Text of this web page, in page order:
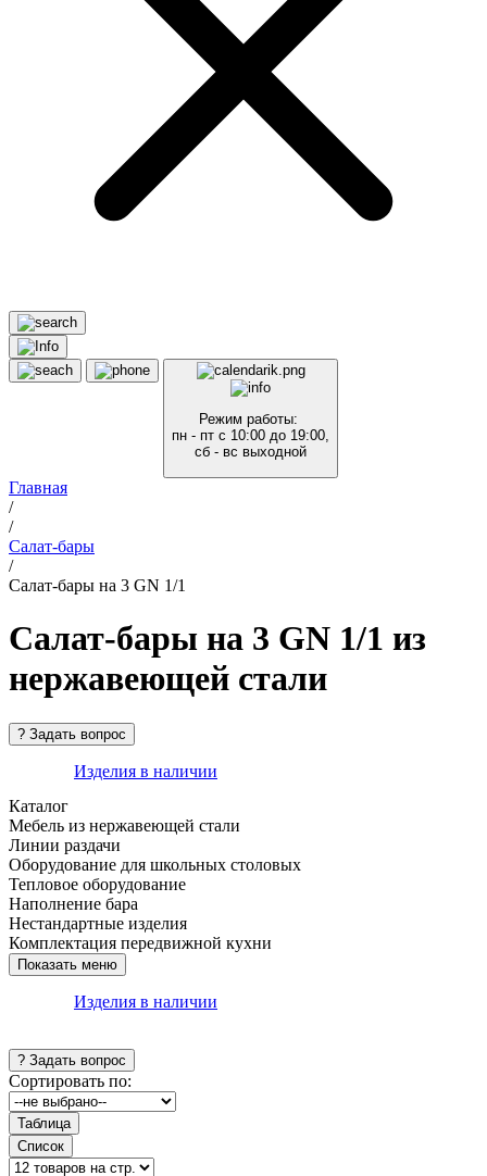
Режим работы:
пн - пт с 10:00 до 19:00,
сб - вс выходной
Главная
/
/
Салат-бары
/
Салат-бары на 3 GN 1/1
Салат-бары на 3 GN 1/1 из
нержавеющей стали
Изделия в наличии
Каталог
Мебель из нержавеющей стали
Линии раздачи
Оборудование для школьных столовых
Тепловое оборудование
Наполнение бара
Нестандартные изделия
Комплектация передвижной кухни
Изделия в наличии
Сортировать по: